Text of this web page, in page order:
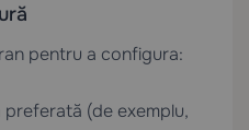
pentru a configura:
(de exemplu,